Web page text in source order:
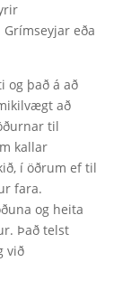
eða
og það á að
að
til
kallar
í öðrum ef til
fara.
og heita
Það telst
við